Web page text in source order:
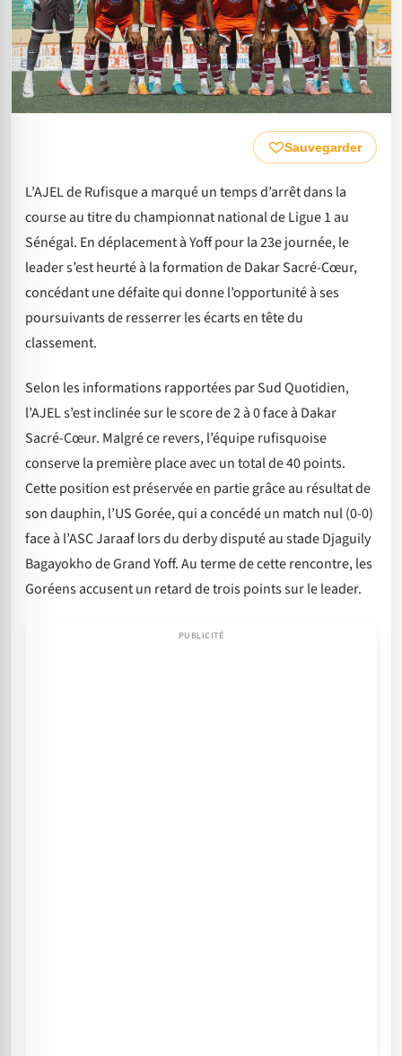
Sauvegarder
L’AJEL de Rufisque a marqué un temps d’arrêt dans la
course au titre du championnat national de Ligue 1 au
Sénégal. En déplacement à Yoff pour la 23e journée, le
leader s’est heurté à la formation de Dakar Sacré-Cœur,
concédant une défaite qui donne l’opportunité à ses
poursuivants de resserrer les écarts en tête du
classement.
Selon les informations rapportées par Sud Quotidien,
l’AJEL s’est inclinée sur le score de 2 à 0 face à Dakar
Sacré-Cœur. Malgré ce revers, l’équipe rufisquoise
conserve la première place avec un total de 40 points.
Cette position est préservée en partie grâce au résultat de
son dauphin, l’US Gorée, qui a concédé un match nul (0-0)
face à l’ASC Jaraaf lors du derby disputé au stade Djaguily
Bagayokho de Grand Yoff. Au terme de cette rencontre, les
Goréens accusent un retard de trois points sur le leader.